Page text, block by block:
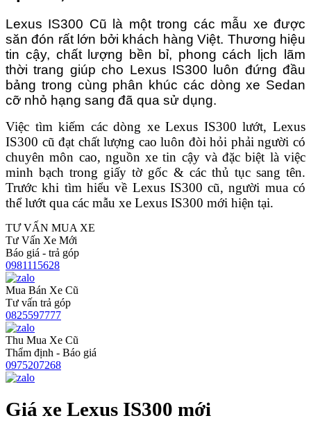
Lexus IS300 Cũ là một trong các mẫu xe được
săn đón rất lớn bởi khách hàng Việt. Thương hiệu
tin cậy, chất lượng bền bỉ, phong cách lịch lãm
thời trang giúp cho Lexus IS300 luôn đứng đầu
bảng trong cùng phân khúc các dòng xe Sedan
cỡ nhỏ hạng sang đã qua sử dụng.
Việc tìm kiếm các dòng xe Lexus IS300 lướt, Lexus
IS300 cũ đạt chất lượng cao luôn đòi hỏi phải người có
chuyên môn cao, nguồn xe tin cậy và đặc biệt là việc
minh bạch trong giấy tờ gốc & các thủ tục sang tên.
Trước khi tìm hiểu về Lexus IS300 cũ, người mua có
thể lướt qua các mẫu xe Lexus IS300 mới hiện tại.
TƯ VẤN MUA XE
Tư Vấn Xe Mới
Báo giá - trả góp
0981115628
Mua Bán Xe Cũ
Tư vấn trả góp
0825597777
Thu Mua Xe Cũ
Thẩm định - Báo giá
0975207268
Giá xe Lexus IS300 mới